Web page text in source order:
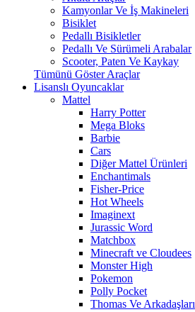
Kamyonlar Ve İş Makineleri
Bisiklet
Pedallı Bisikletler
Pedallı Ve Sürümeli Arabalar
Scooter, Paten Ve Kaykay
Tümünü Göster Araçlar
Lisanslı Oyuncaklar
Mattel
Harry Potter
Mega Bloks
Barbie
Cars
Diğer Mattel Ürünleri
Enchantimals
Fisher-Price
Hot Wheels
Imaginext
Jurassic Word
Matchbox
Minecraft ve Cloudees
Monster High
Pokemon
Polly Pocket
Thomas Ve Arkadaşları